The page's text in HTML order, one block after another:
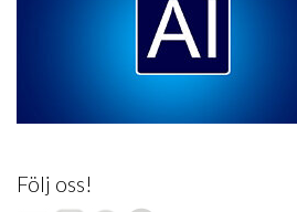
Följ oss!